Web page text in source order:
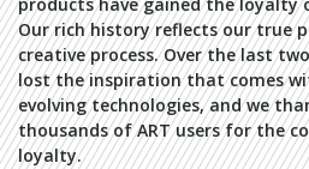
products have gained the loyalty
Our rich history reflects our true
creative process. Over the last
lost the inspiration that comes
evolving technologies, and we
thousands of ART users for the
loyalty.